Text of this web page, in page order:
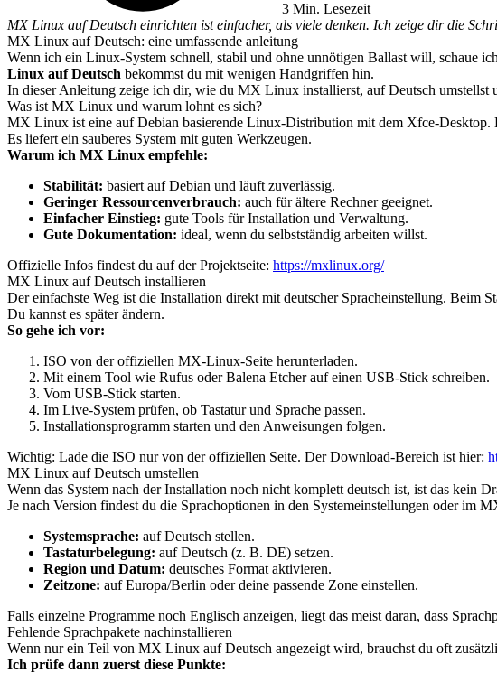
3 Min. Lesezeit
MX Linux auf Deutsch einrichten ist einfacher, als viele denken. Ich zeige dir die
MX Linux auf Deutsch: eine umfassende anleitung
Wenn ich ein Linux-System schnell, stabil und ohne unnötigen Ballast will, schaue
Linux auf Deutsch bekommst du mit wenigen Handgriffen hin.
In dieser Anleitung zeige ich dir, wie du MX Linux installierst, auf Deutsch
Was ist MX Linux und warum lohnt es sich?
MX Linux ist eine auf Debian basierende Linux-Distribution mit dem Xfce-Desktop.
Es liefert ein sauberes System mit guten Werkzeugen.
Warum ich MX Linux empfehle:
Stabilität: basiert auf Debian und läuft zuverlässig.
Geringer Ressourcenverbrauch: auch für ältere Rechner geeignet.
Einfacher Einstieg: gute Tools für Installation und Verwaltung.
Gute Dokumentation: ideal, wenn du selbstständig arbeiten willst.
Offizielle Infos findest du auf der Projektseite: https://mxlinux.org/
MX Linux auf Deutsch installieren
Der einfachste Weg ist die Installation direkt mit deutscher Spracheinstellung. Beim
Du kannst es später ändern.
So gehe ich vor:
ISO von der offiziellen MX-Linux-Seite herunterladen.
Mit einem Tool wie Rufus oder Balena Etcher auf einen USB-Stick schreiben.
Vom USB-Stick starten.
Im Live-System prüfen, ob Tastatur und Sprache passen.
Installationsprogramm starten und den Anweisungen folgen.
Wichtig: Lade die ISO nur von der offiziellen Seite. Der Download-Bereich ist hier:
MX Linux auf Deutsch umstellen
Wenn das System nach der Installation noch nicht komplett deutsch ist, ist das kein
Je nach Version findest du die Sprachoptionen in den Systemeinstellungen oder im
Systemsprache: auf Deutsch stellen.
Tastaturbelegung: auf Deutsch (z. B. DE) setzen.
Region und Datum: deutsches Format aktivieren.
Zeitzone: auf Europa/Berlin oder deine passende Zone einstellen.
Falls einzelne Programme noch Englisch anzeigen, liegt das meist daran, dass
Fehlende Sprachpakete nachinstallieren
Wenn nur ein Teil von MX Linux auf Deutsch angezeigt wird, brauchst du oft
Ich prüfe dann zuerst diese Punkte: